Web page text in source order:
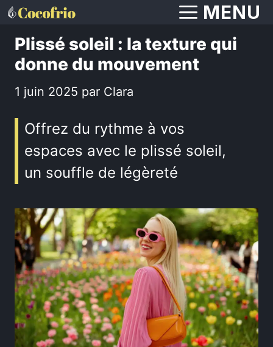
Aller
contenu
MENU
Plissé soleil : la texture qui
donne du mouvement
1 juin 2025 par Clara
Offrez du rythme à vos
espaces avec le plissé soleil,
un souffle de légèreté